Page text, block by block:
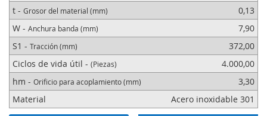
t - Grosor del material (mm)
0,13
W - Anchura banda (mm)
7,90
S1 - Tracción (mm)
372,00
Ciclos de vida útil - (Piezas)
4.000,00
hm - Orificio para acoplamiento (mm)
3,30
Material
Acero inoxidable 301